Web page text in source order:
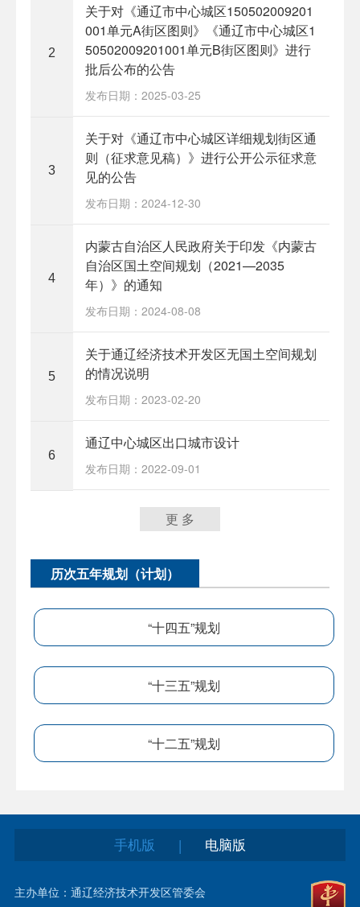
2
关于对《通辽市中心城区150502009201
001单元A街区图则》《通辽市中心城区1
50502009201001单元B街区图则》进行
批后公布的公告
发布日期：2025-03-25
3
关于对《通辽市中心城区详细规划街区通
则（征求意见稿）》进行公开公示征求意
见的公告
发布日期：2024-12-30
4
内蒙古自治区人民政府关于印发《内蒙古
自治区国土空间规划（2021—2035
年）》的通知
发布日期：2024-08-08
5
关于通辽经济技术开发区无国土空间规划
的情况说明
发布日期：2023-02-20
6
通辽中心城区出口城市设计
发布日期：2022-09-01
更 多
历次五年规划（计划）
“十四五”规划
“十三五”规划
“十二五”规划
手机版 | 电脑版
主办单位：通辽经济技术开发区管委会